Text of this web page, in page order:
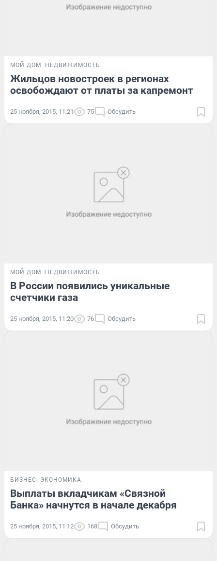
МОЙ ДОМ НЕДВИЖИМОСТЬ
Жильцов новостроек в регионах
освобождают от платы за капремонт
25 ноября, 2015, 11:21 75 Обсудить
МОЙ ДОМ НЕДВИЖИМОСТЬ
В России появились уникальные
счетчики газа
25 ноября, 2015, 11:20 76 Обсудить
БИЗНЕС ЭКОНОМИКА
Выплаты вкладчикам «Связной
Банка» начнутся в начале декабря
25 ноября, 2015, 11:12 168 Обсудить